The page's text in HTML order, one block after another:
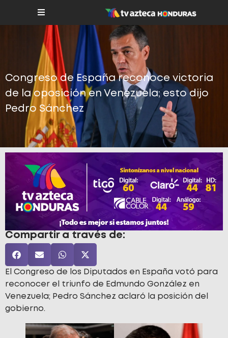
Congreso de España reconoce victoria
de la oposición en Venezuela; esto dijo
Pedro Sánchez
Compartir a través de:
El Congreso de los Diputados en España votó para
reconocer el triunfo de Edmundo González en
Venezuela; Pedro Sánchez aclaró la posición del
gobierno.